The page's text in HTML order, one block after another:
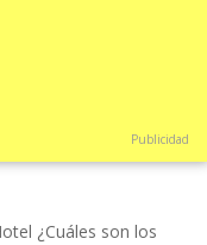
Publicidad
¿Cuáles son los